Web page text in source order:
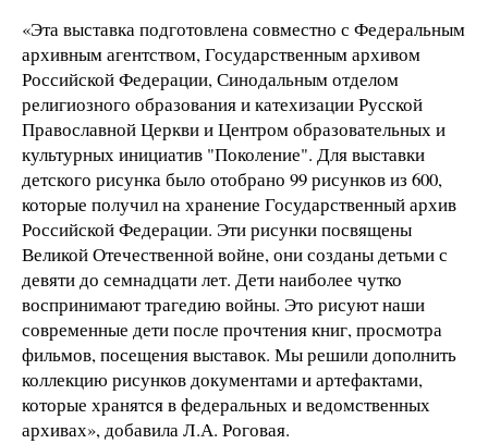
«Эта выставка подготовлена совместно с Федеральным
архивным агентством, Государственным архивом
Российской Федерации, Синодальным отделом
религиозного образования и катехизации Русской
Православной Церкви и Центром образовательных и
культурных инициатив "Поколение". Для выставки
детского рисунка было отобрано 99 рисунков из 600,
которые получил на хранение Государственный архив
Российской Федерации. Эти рисунки посвящены
Великой Отечественной войне, они созданы детьми с
девяти до семнадцати лет. Дети наиболее чутко
воспринимают трагедию войны. Это рисуют наши
современные дети после прочтения книг, просмотра
фильмов, посещения выставок. Мы решили дополнить
коллекцию рисунков документами и артефактами,
которые хранятся в федеральных и ведомственных
архивах», добавила Л.А. Роговая.